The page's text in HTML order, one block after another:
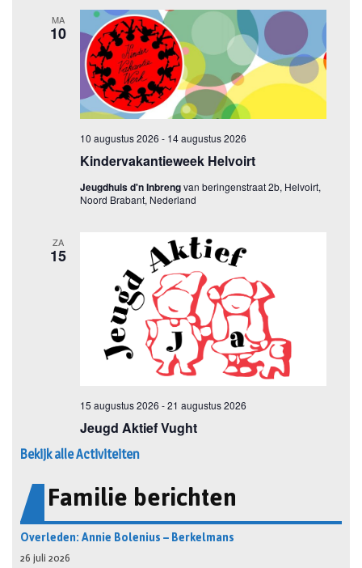
Bekijk alle Activiteiten
Familie berichten
Overleden: Annie Bolenius – Berkelmans
26 juli 2026